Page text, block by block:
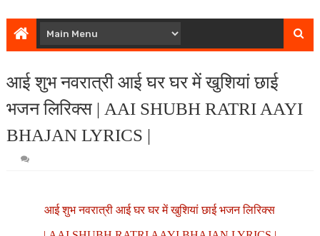
आई शुभ नवरात्री आई घर घर में खुशियां छाई
भजन लिरिक्स | AAI SHUBH RATRI AAYI
BHAJAN LYRICS |
आई शुभ नवरात्री आई घर घर में खुशियां छाई भजन लिरिक्स